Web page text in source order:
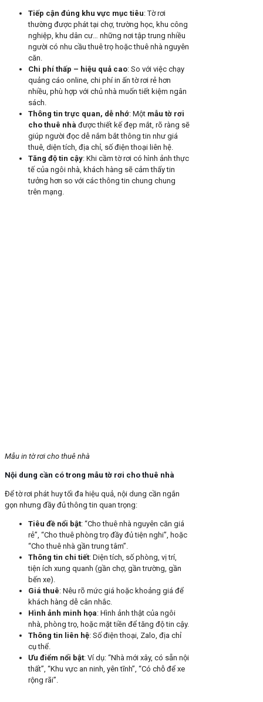
Tiếp cận đúng khu vực mục tiêu: Tờ rơi
thường được phát tại chợ, trường học, khu công
nghiệp, khu dân cư… những nơi tập trung nhiều
người có nhu cầu thuê trọ hoặc thuê nhà nguyên
căn.
Chi phí thấp – hiệu quả cao: So với việc chạy
quảng cáo online, chi phí in ấn tờ rơi rẻ hơn
nhiều, phù hợp với chủ nhà muốn tiết kiệm ngân
sách.
Thông tin trực quan, dễ nhớ: Một mẫu tờ rơi
cho thuê nhà được thiết kế đẹp mắt, rõ ràng sẽ
giúp người đọc dễ nắm bắt thông tin như giá
thuê, diện tích, địa chỉ, số điện thoại liên hệ.
Tăng độ tin cậy: Khi cầm tờ rơi có hình ảnh thực
tế của ngôi nhà, khách hàng sẽ cảm thấy tin
tưởng hơn so với các thông tin chung chung
trên mạng.
Mẫu in tờ rơi cho thuê nhà
Nội dung cần có trong mẫu tờ rơi cho thuê nhà
Để tờ rơi phát huy tối đa hiệu quả, nội dung cần ngắn
gọn nhưng đầy đủ thông tin quan trọng:
Tiêu đề nổi bật: “Cho thuê nhà nguyên căn giá
rẻ”, “Cho thuê phòng trọ đầy đủ tiện nghi”, hoặc
“Cho thuê nhà gần trung tâm”.
Thông tin chi tiết: Diện tích, số phòng, vị trí,
tiện ích xung quanh (gần chợ, gần trường, gần
bến xe).
Giá thuê: Nêu rõ mức giá hoặc khoảng giá để
khách hàng dễ cân nhắc.
Hình ảnh minh họa: Hình ảnh thật của ngôi
nhà, phòng trọ, hoặc mặt tiền để tăng độ tin cậy.
Thông tin liên hệ: Số điện thoại, Zalo, địa chỉ
cụ thể.
Ưu điểm nổi bật: Ví dụ: “Nhà mới xây, có sẵn nội
thất”, “Khu vực an ninh, yên tĩnh”, “Có chỗ để xe
rộng rãi”.